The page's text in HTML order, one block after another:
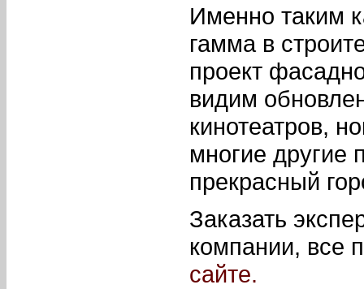
Именно таким
гамма в
проект
видим
кинотеатров,
многие другие
прекрасный
Заказать
компании, все
сайте.